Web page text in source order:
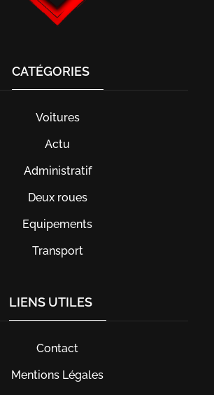
CATÉGORIES
Voitures
Actu
Administratif
Deux roues
Equipements
Transport
LIENS UTILES
Contact
Mentions Légales